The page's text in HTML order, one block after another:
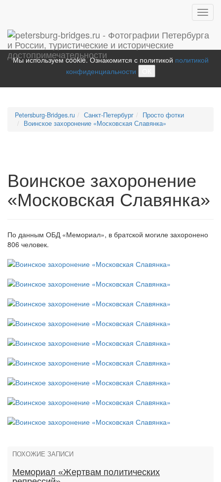
Мы используем cookie. Ознакомится с политикой политикой
конфиденциальности
Petersburg-Bridges.ru Санкт-Петербург
Просто фотки
Воинское захоронение «Московская Славянка»
Воинское захоронение
«Московская Славянка»
По данным ОБД «Мемориал», в братской могиле захоронено
806 человек.
ПОХОЖИЕ ЗАПИСИ
Мемориал «Жертвам политических